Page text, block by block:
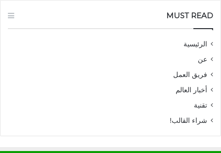
MUST READ
الرئيسية
عن
فريق العمل
أخبار العالم
تقنية
شراء القالب!